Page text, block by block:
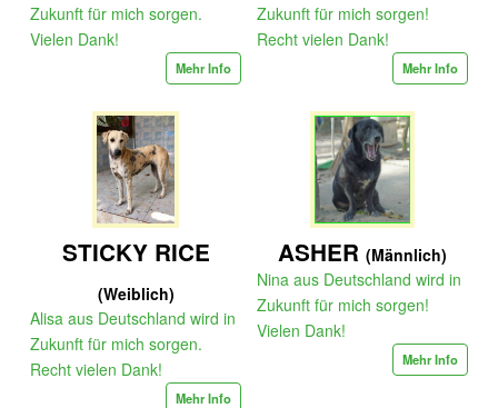
Zukunft für mich sorgen.
Vielen Dank!
Mehr Info
Zukunft für mich sorgen!
Recht vielen Dank!
Mehr Info
STICKY RICE
(Weiblich)
Alisa aus Deutschland wird in
Zukunft für mich sorgen.
Recht vielen Dank!
Mehr Info
ASHER (Männlich)
Nina aus Deutschland wird in
Zukunft für mich sorgen!
Vielen Dank!
Mehr Info